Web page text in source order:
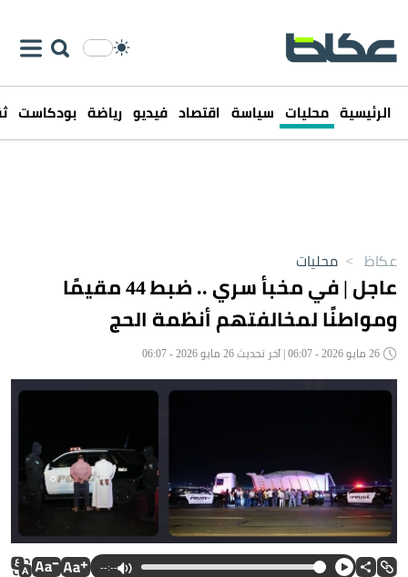
الرئيسية محليات سياسة اقتصاد فيديو رياضة بودكاست
عكاظ > محليات
عاجل | ‏في مخبأ سري .. ضبط 44 مقيمًا
ومواطنًا لمخالفتهم أنظمة الحج
--:--